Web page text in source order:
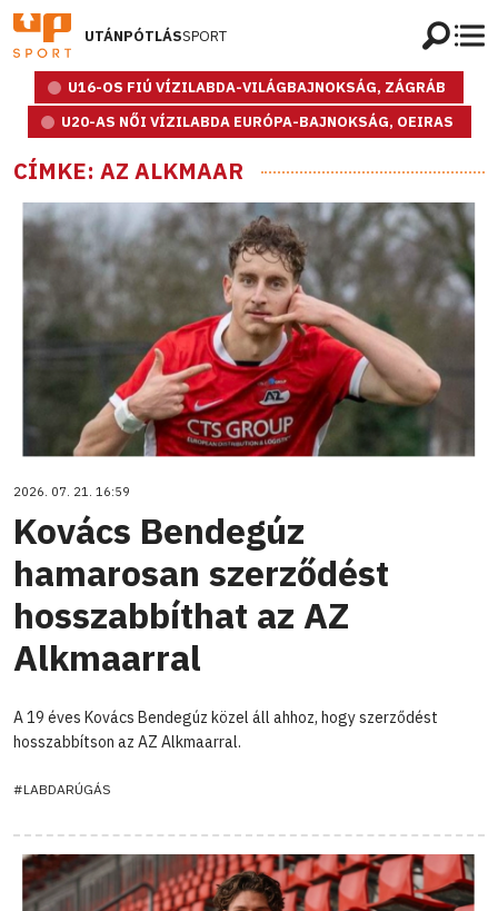
UTÁNPÓTLÁSSPORT
U16-OS FIÚ VÍZILABDA-VILÁGBAJNOKSÁG, ZÁGRÁB
U20-AS NŐI VÍZILABDA EURÓPA-BAJNOKSÁG, OEIRAS
CÍMKE: AZ ALKMAAR
2026. 07. 21. 16:59
Kovács Bendegúz
hamarosan szerződést
hosszabbíthat az AZ
Alkmaarral
A 19 éves Kovács Bendegúz közel áll ahhoz, hogy szerződést
hosszabbítson az AZ Alkmaarral.
#LABDARÚGÁS